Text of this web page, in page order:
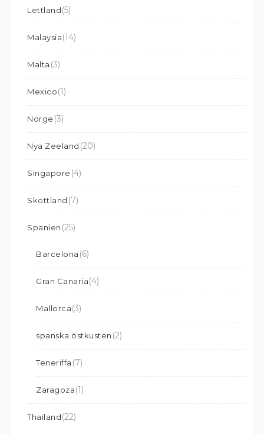
Lettland(5)
Malaysia(14)
Malta (3)
Mexico(1)
Norge (3)
Nya Zeeland (20)
Singapore (4)
Skottland (7)
Spanien (25)
Barcelona (6)
Gran Canaria(4)
Mallorca(3)
spanska östkusten (2)
Teneriffa (7)
Zaragoza(1)
Thailand(22)